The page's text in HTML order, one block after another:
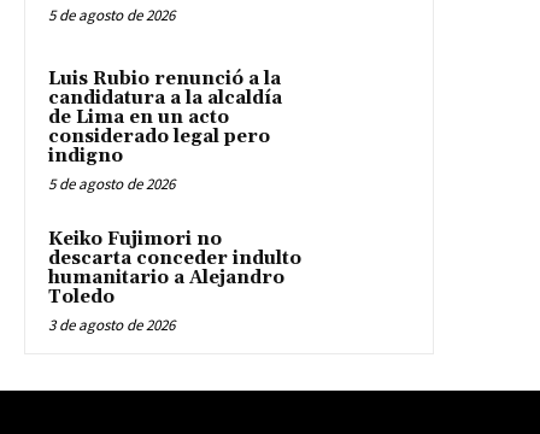
5 de agosto de 2026
Luis Rubio renunció a la
candidatura a la alcaldía
de Lima en un acto
considerado legal pero
indigno
5 de agosto de 2026
Keiko Fujimori no
descarta conceder indulto
humanitario a Alejandro
Toledo
3 de agosto de 2026